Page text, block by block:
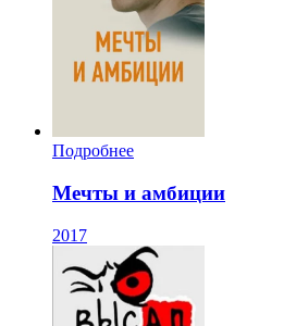
Подробнее
Мечты и амбиции
2017